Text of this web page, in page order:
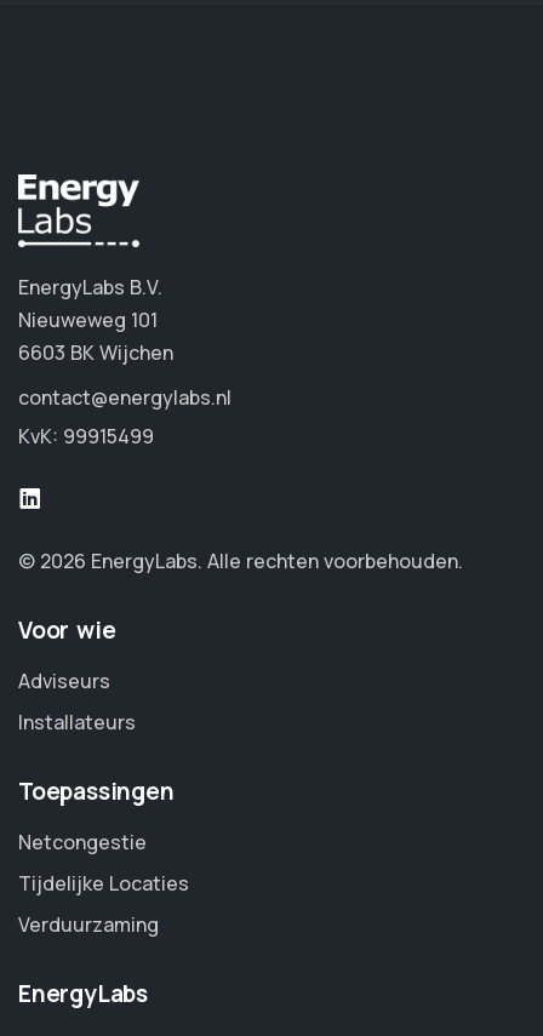
EnergyLabs B.V.
Nieuweweg 101
6603 BK Wijchen
contact@energylabs.nl
KvK: 99915499
© 2026 EnergyLabs. Alle rechten voorbehouden.
Voor wie
Adviseurs
Installateurs
Toepassingen
Netcongestie
Tijdelijke Locaties
Verduurzaming
EnergyLabs